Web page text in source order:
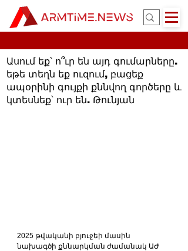
Ասում եք՝ ո՞ւր են այդ գումարները.
եթե տեղն եք ուզում, բացեք
ապօրինի գույքի քննվող գործերը և
կտեսնեք՝ ուր են. Թունյան
2025 թվականի բյուջեի մասին
նախագծի քննարկման ժամանակ ԱԺ